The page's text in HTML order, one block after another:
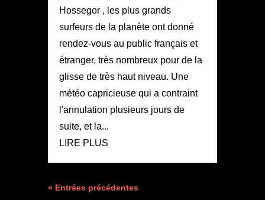
Hossegor , les plus grands
surfeurs de la planète ont donné
rendez-vous au public français et
étranger, très nombreux pour de la
glisse de très haut niveau. Une
météo capricieuse qui a contraint
l'annulation plusieurs jours de
suite, et la...
LIRE PLUS
« Entrées précédentes